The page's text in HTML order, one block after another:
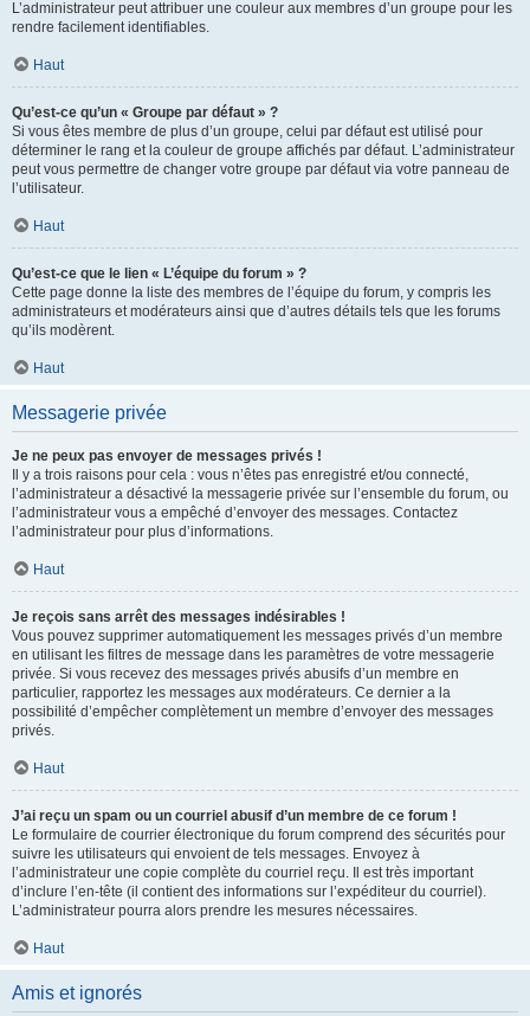
L’administrateur peut attribuer une couleur aux membres d’un groupe pour les
rendre facilement identifiables.
Haut
Qu’est-ce qu’un « Groupe par défaut » ?
Si vous êtes membre de plus d’un groupe, celui par défaut est utilisé pour
déterminer le rang et la couleur de groupe affichés par défaut. L’administrateur
peut vous permettre de changer votre groupe par défaut via votre panneau de
l’utilisateur.
Haut
Qu’est-ce que le lien « L’équipe du forum » ?
Cette page donne la liste des membres de l’équipe du forum, y compris les
administrateurs et modérateurs ainsi que d’autres détails tels que les forums
qu’ils modèrent.
Haut
Messagerie privée
Je ne peux pas envoyer de messages privés !
Il y a trois raisons pour cela : vous n’êtes pas enregistré et/ou connecté,
l’administrateur a désactivé la messagerie privée sur l’ensemble du forum, ou
l’administrateur vous a empêché d’envoyer des messages. Contactez
l’administrateur pour plus d’informations.
Haut
Je reçois sans arrêt des messages indésirables !
Vous pouvez supprimer automatiquement les messages privés d’un membre
en utilisant les filtres de message dans les paramètres de votre messagerie
privée. Si vous recevez des messages privés abusifs d’un membre en
particulier, rapportez les messages aux modérateurs. Ce dernier a la
possibilité d’empêcher complètement un membre d’envoyer des messages
privés.
Haut
J’ai reçu un spam ou un courriel abusif d’un membre de ce forum !
Le formulaire de courrier électronique du forum comprend des sécurités pour
suivre les utilisateurs qui envoient de tels messages. Envoyez à
l’administrateur une copie complète du courriel reçu. Il est très important
d’inclure l’en-tête (il contient des informations sur l’expéditeur du courriel).
L’administrateur pourra alors prendre les mesures nécessaires.
Haut
Amis et ignorés